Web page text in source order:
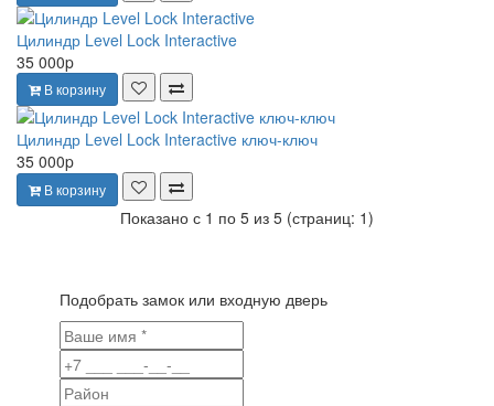
Цилиндр Level Lock Interactive
35 000p
В корзину
Цилиндр Level Lock Interactive ключ-ключ
35 000p
В корзину
Показано с 1 по 5 из 5 (страниц: 1)
Подобрать замок или входную дверь